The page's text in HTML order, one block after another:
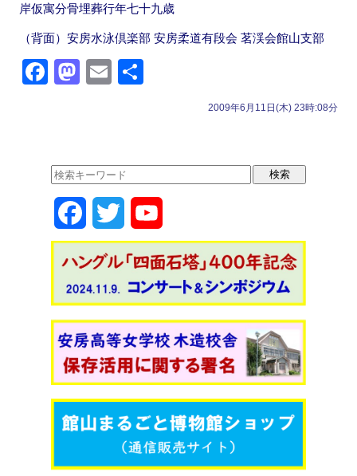
岸仮寓分骨埋葬行年七十九歳
（背面）安房水泳倶楽部 安房柔道有段会 茗渓会館山支部
F
b
o
o
k
M
d
o
n
E
2009年6月11日(木) 23時:08分
a
e
b
o
o
w
t
t
e
r
o
T
u
b
e
C
h